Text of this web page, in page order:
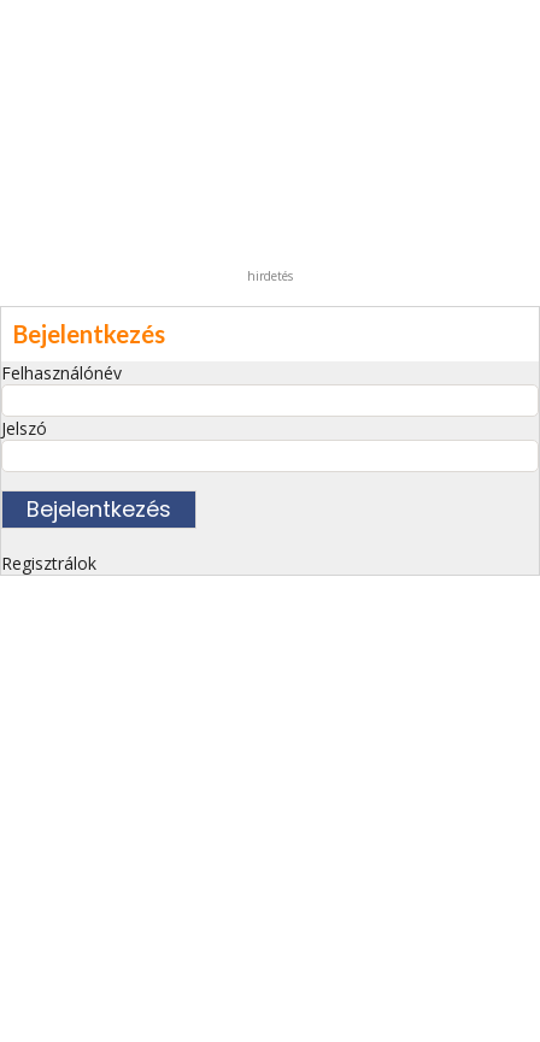
hirdetés
Bejelentkezés
Felhasználónév
Jelszó
Regisztrálok